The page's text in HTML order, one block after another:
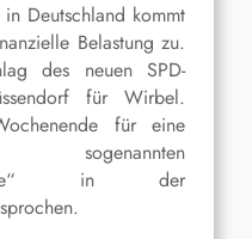
Deutschland kommt
Belastung zu.
des neuen SPD-
für Wirbel.
für eine
sogenannten
in der